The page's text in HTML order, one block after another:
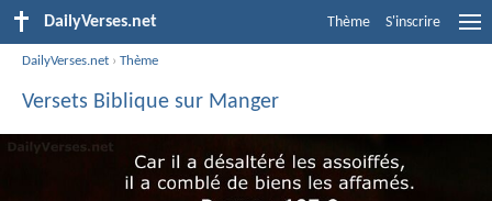
DailyVerses.net Thème S'inscrire
DailyVerses.net ›Thème
Versets Biblique sur Manger